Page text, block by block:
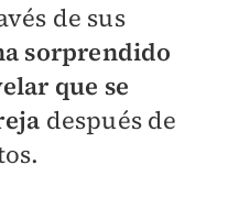
de sus
sorprendido
que se
después de